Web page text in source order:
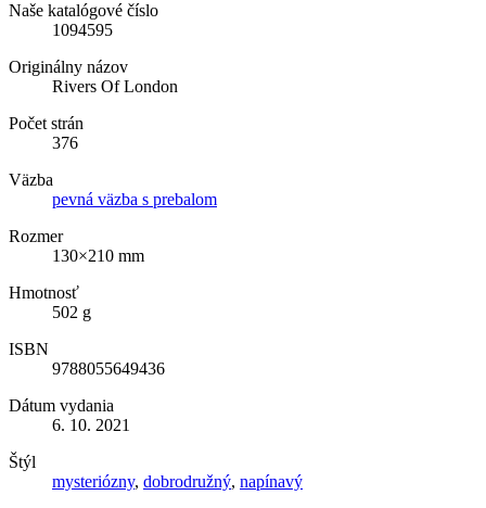
Naše katalógové číslo
1094595
Originálny názov
Rivers Of London
Počet strán
376
Väzba
pevná väzba s prebalom
Rozmer
130×210 mm
Hmotnosť
502 g
ISBN
9788055649436
Dátum vydania
6. 10. 2021
Štýl
mysteriózny, dobrodružný, napínavý